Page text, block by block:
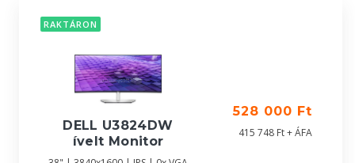
RAKTÁRON
DELL U3824DW
ívelt Monitor
528 000 Ft
415 748 Ft + ÁFA